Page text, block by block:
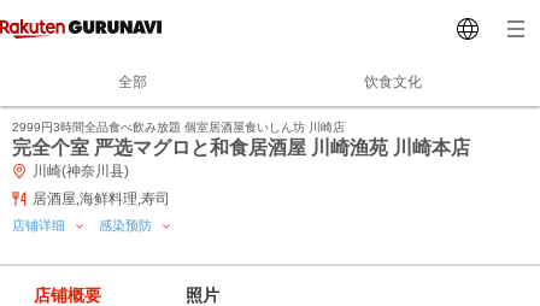
全部 饮食文化
2999円3時間全品食べ飲み放題 個室居酒屋食いしん坊 川崎店
完全个室 严选マグロと和食居酒屋 川崎渔苑 川崎本店
川崎(神奈川县)
居酒屋,海鲜料理,寿司
店铺详细 感染预防
店铺概要 照片